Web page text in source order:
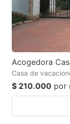
Acogedora
Casa de
$ 210.000 por